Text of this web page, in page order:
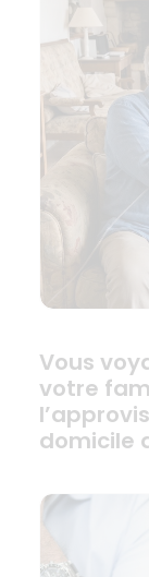
Vous
votre
domicile